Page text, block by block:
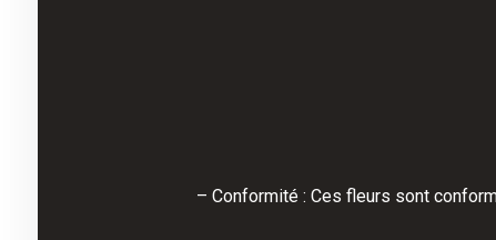
– Conformité : Ces fleurs sont